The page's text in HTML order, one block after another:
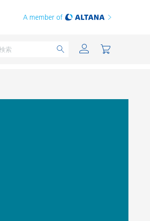
A member of